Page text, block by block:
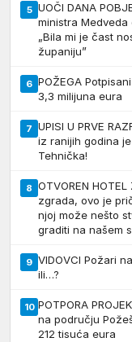
5 UOČI DANA
ministra
„Bila mi je čast
županiju”
6 POŽEGA
3,3 milijuna eura
7 UPISI U PRVE
iz ranijih godina
Tehnička!
8 OTVOREN
zgrada, ovo je
njoj može nešto
graditi na našem
9 VIDOVCI Požari
ili…?
10 POTPORA
na području
212 tisuća eura